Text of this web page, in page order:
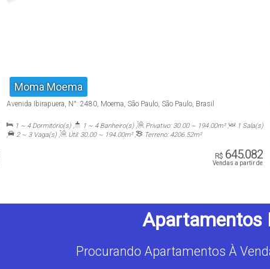
Moma Moema
Avenida Ibirapuera, N°: 2480, Moema,São Paulo,São Paulo, Brasil
1 ~ 4 Dormitório(s) , 1 ~ 4 Banheiro(s) , Privativo: 30.00~ 194.00m² , 1 Sala(s)
,
2 ~ 3 Vaga(s) , Útil: 30.00~ 194.00m² , Terreno: 4206.52m²
R$ 645.082
Vendas a partir de
Apartamentos
Procurando Apartamentos À